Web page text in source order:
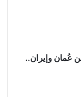
عُمان وإيران..